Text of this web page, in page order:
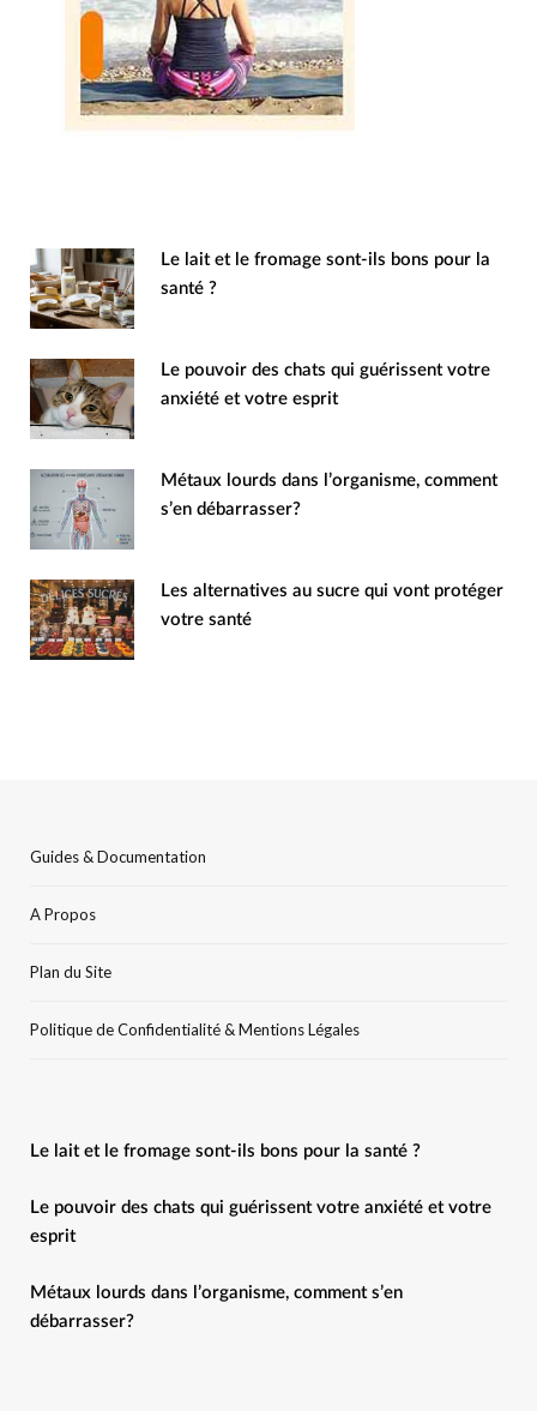
Le lait et le fromage sont-ils bons pour la
santé ?
Le pouvoir des chats qui guérissent votre
anxiété et votre esprit
Métaux lourds dans l’organisme, comment
s’en débarrasser?
Les alternatives au sucre qui vont protéger
votre santé
Guides & Documentation
A Propos
Plan du Site
Politique de Confidentialité & Mentions Légales
Le lait et le fromage sont-ils bons pour la santé ?
Le pouvoir des chats qui guérissent votre anxiété et votre
esprit
Métaux lourds dans l’organisme, comment s’en
débarrasser?